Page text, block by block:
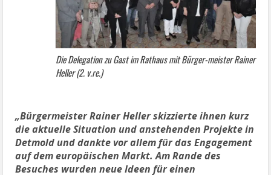
Die Delegation zu Gast im Rathaus mit Bürger-meister Rainer
Heller (2. v.re.)
„Bürgermeister Rainer Heller skizzierte ihnen kurz
die aktuelle Situation und anstehenden Projekte in
Detmold und dankte vor allem für das Engagement
auf dem europäischen Markt. Am Rande des
Besuches wurden neue Ideen für einen